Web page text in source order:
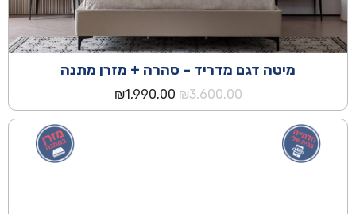
מיטה דגם מדריד – סהרה + מזרן מתנה
₪3,600.00
המחיר
המקורי
היה:
₪1,990.00
הנוכחי
הוא:
₪1,990.00.